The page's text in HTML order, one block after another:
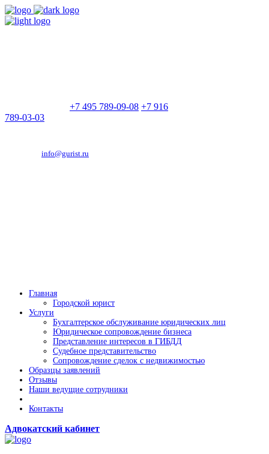
+7 495 789-09-08 +7 916
789-03-03
info@gurist.ru
Главная
Городской юрист
Услуги
Бухгалтерское обслуживание юридических лиц
Юридическое сопровождение бизнеса
Представление интересов в ГИБДД
Судебное представительство
Сопровождение сделок с недвижимостью
Образцы заявлений
Отзывы
Наши ведущие сотрудники
Контакты
Адвокатский кабинет